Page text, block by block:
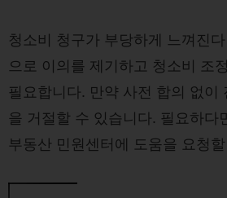
청소비 청구가 부당하게 느껴진
으로 이의를 제기하고 청소비 조
필요합니다. 만약 사전 합의 없이
을 거절할 수 있습니다. 필요하다
부동산 민원센터에 도움을 요청